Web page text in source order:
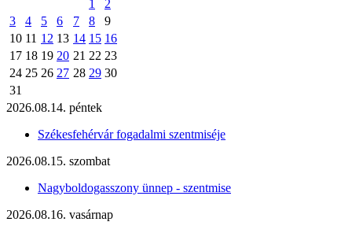
1
2
3
4 5 6 7 8
9
10 11 12 13 14 15 16
17 18 19 20 21 22 23
24 25 26 27 28 29 30
31
2026.08.14. péntek
Székesfehérvár fogadalmi szentmiséje
2026.08.15. szombat
Nagyboldogasszony ünnep - szentmise
2026.08.16. vasárnap